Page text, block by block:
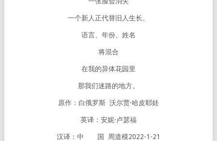
一个新人正代替旧人生长。
语言、年份、姓名
将混合
在我的异体花园里
那我们迷路的地方。
原作：白俄罗斯 沃尔贾·哈皮耶娃
英译：安妮·卢瑟福
汉译：中 国 周道模2022-1-21